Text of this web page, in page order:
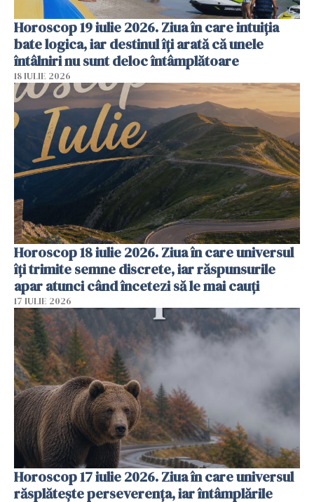
Horoscop 19 iulie 2026. Ziua în care intuiția
bate logica, iar destinul îți arată că unele
întâlniri nu sunt deloc întâmplătoare
18 IULIE 2026
Horoscop 18 iulie 2026. Ziua în care universul
îți trimite semne discrete, iar răspunsurile
apar atunci când încetezi să le mai cauți
17 IULIE 2026
Horoscop 17 iulie 2026. Ziua în care universul
răsplătește perseverența, iar întâmplările